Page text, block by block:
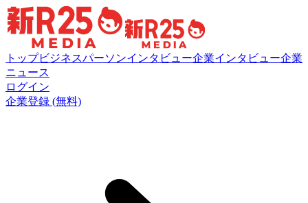
トップビジネスパーソンインタビュー企業インタビュー企業
ニュース
ログイン
企業登録 (無料)